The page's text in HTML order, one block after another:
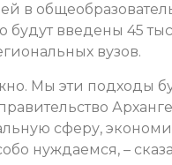
в
будут введены 45
вузов.
Мы эти подходы
сферу,
нуждаемся, –